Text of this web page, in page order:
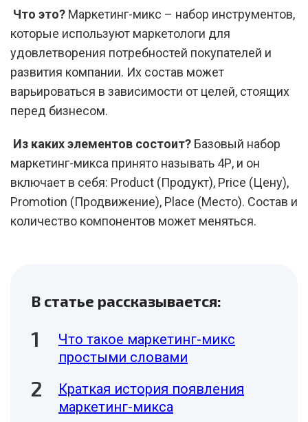
Что это? Маркетинг-микс – набор инструментов,
которые используют маркетологи для
удовлетворения потребностей покупателей и
развития компании. Их состав может
варьироваться в зависимости от целей, стоящих
перед бизнесом.
Из каких элементов состоит? Базовый набор
маркетинг-микса принято называть 4Р, и он
включает в себя: Product (Продукт), Price (Цену),
Promotion (Продвижение), Place (Место). Состав и
количество компонентов может меняться.
В статье рассказывается:
Что такое маркетинг-микс
простыми словами
Краткая история появления
маркетинг-микса